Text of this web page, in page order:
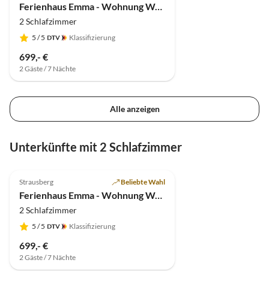
Ferienhaus Emma - Wohnung Waldlicht
2 Schlafzimmer
5 / 5 Klassifizierung
699,- €
2 Gäste / 7 Nächte
Alle anzeigen
Unterkünfte mit 2 Schlafzimmer
Strausberg Beliebte Wahl
Ferienhaus Emma - Wohnung Waldlicht
2 Schlafzimmer
5 / 5 Klassifizierung
699,- €
2 Gäste / 7 Nächte